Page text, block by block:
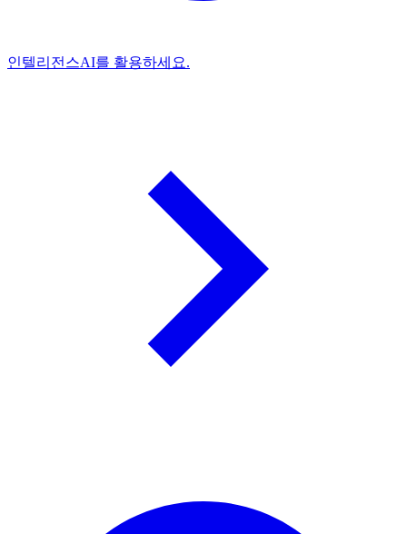
인텔리전스AI를 활용하세요.